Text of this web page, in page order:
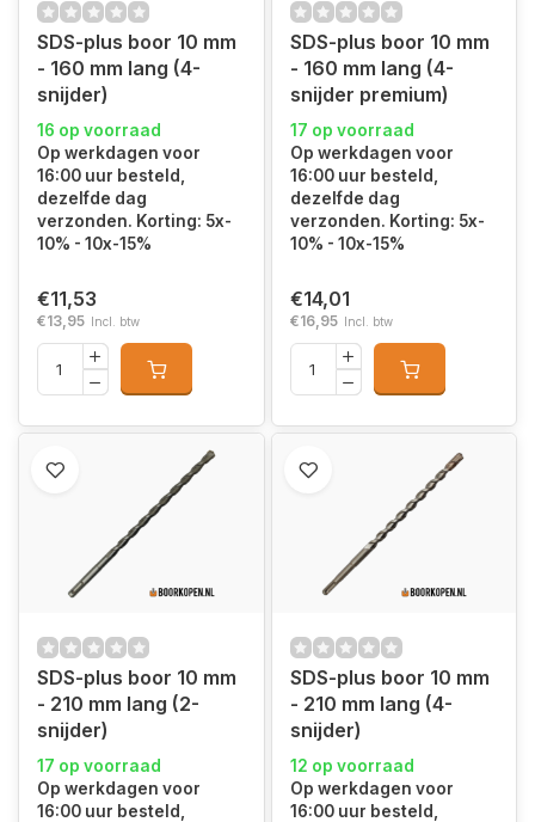
SDS-plus boor 10 mm
- 160 mm lang (4-
snijder)
16 op voorraad
Op werkdagen voor
16:00 uur besteld,
dezelfde dag
verzonden. Korting: 5x-
10% - 10x-15%
€11,53
€13,95 Incl. btw
SDS-plus boor 10 mm
- 160 mm lang (4-
snijder premium)
17 op voorraad
Op werkdagen voor
16:00 uur besteld,
dezelfde dag
verzonden. Korting: 5x-
10% - 10x-15%
€14,01
€16,95 Incl. btw
SDS-plus boor 10 mm
- 210 mm lang (2-
snijder)
17 op voorraad
Op werkdagen voor
16:00 uur besteld,
SDS-plus boor 10 mm
- 210 mm lang (4-
snijder)
12 op voorraad
Op werkdagen voor
16:00 uur besteld,